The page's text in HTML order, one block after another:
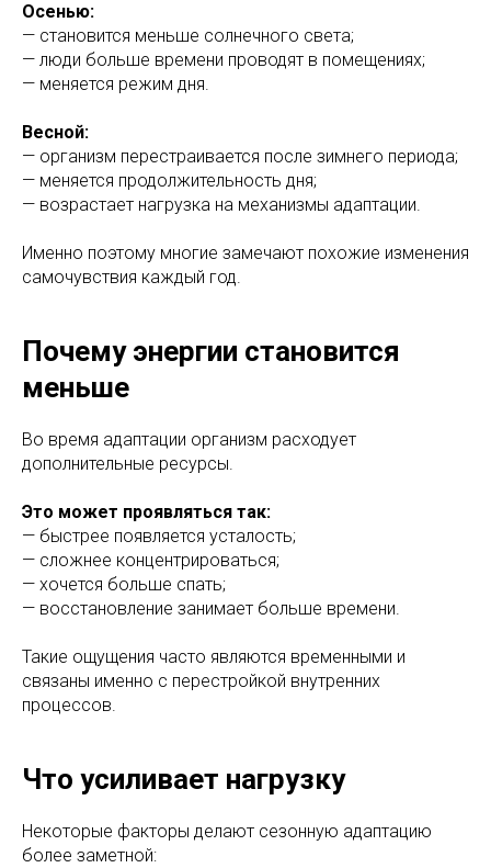
Осенью:
— становится меньше солнечного света;
— люди больше времени проводят в помещениях;
— меняется режим дня.
Весной:
— организм перестраивается после зимнего периода;
— меняется продолжительность дня;
— возрастает нагрузка на механизмы адаптации.
Именно поэтому многие замечают похожие изменения
самочувствия каждый год.
Почему энергии становится
меньше
Во время адаптации организм расходует
дополнительные ресурсы.
Это может проявляться так:
— быстрее появляется усталость;
— сложнее концентрироваться;
— хочется больше спать;
— восстановление занимает больше времени.
Такие ощущения часто являются временными и
связаны именно с перестройкой внутренних
процессов.
Что усиливает нагрузку
Некоторые факторы делают сезонную адаптацию
более заметной: